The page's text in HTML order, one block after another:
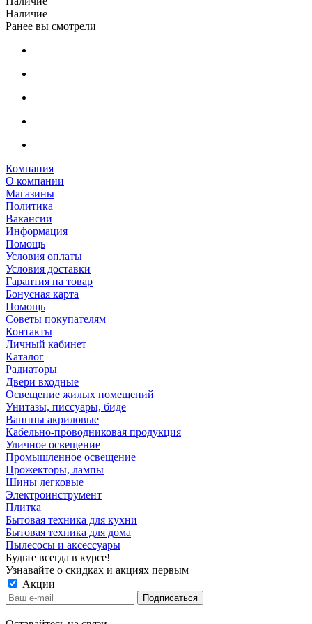
Наличие
Ранее вы смотрели
Компания
О компании
Магазины
Политика
Вакансии
Информация
Помощь
Условия оплаты
Условия доставки
Гарантия на товар
Бонусная карта
Помощь
Советы покупателям
Контакты
Личный кабинет
Каталог
Радиаторы
Двери входные
Освещение жилых помещений
Унитазы, писсуары, биде
Ваннны акриловые
Кабельно-проводниковая продукция
Уличное освещение
Промышленное освещение
Прожекторы, лампы
Шины легковые
Электроинструмент
Плитка
Бытовая техника для кухни
Бытовая техника для дома
Пылесосы и аксессуары
Будьте всегда в курсе!
Узнавайте о скидках и акциях первым
Акции